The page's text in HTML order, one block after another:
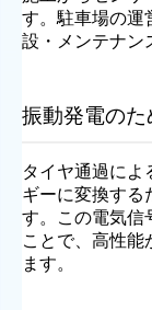
す。駐車場の運
設・メンテナン
振動発電の
タイヤ通過によ
ギーに変換する
す。この電気信
ことで、高性能
ます。